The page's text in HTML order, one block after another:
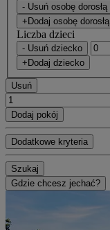
- Usuń osobę dorosłą
+Dodaj osobę dorosłą
Liczba dzieci
- Usuń dziecko
+Dodaj dziecko
Usuń
Dodaj pokój
Dodatkowe kryteria
Szukaj
Gdzie chcesz jechać?